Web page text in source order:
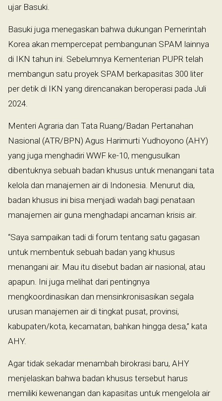
ujar Basuki.
Basuki juga menegaskan bahwa dukungan Pemerintah
Korea akan mempercepat pembangunan SPAM lainnya
di IKN tahun ini. Sebelumnya Kementerian PUPR telah
membangun satu proyek SPAM berkapasitas 300 liter
per detik di IKN yang direncanakan beroperasi pada Juli
2024.
Menteri Agraria dan Tata Ruang/Badan Pertanahan
Nasional (ATR/BPN) Agus Harimurti Yudhoyono (AHY)
yang juga menghadiri WWF ke-10, mengusulkan
dibentuknya sebuah badan khusus untuk menangani tata
kelola dan manajemen air di Indonesia. Menurut dia,
badan khusus ini bisa menjadi wadah bagi penataan
manajemen air guna menghadapi ancaman krisis air.
“Saya sampaikan tadi di forum tentang satu gagasan
untuk membentuk sebuah badan yang khusus
menangani air. Mau itu disebut badan air nasional, atau
apapun. Ini juga melihat dari pentingnya
mengkoordinasikan dan mensinkronisasikan segala
urusan manajemen air di tingkat pusat, provinsi,
kabupaten/kota, kecamatan, bahkan hingga desa,” kata
AHY.
Agar tidak sekadar menambah birokrasi baru, AHY
menjelaskan bahwa badan khusus tersebut harus
memiliki kewenangan dan kapasitas untuk mengelola air